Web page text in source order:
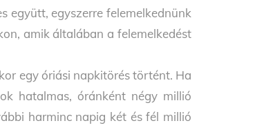
együtt, egyszerre felemelkednünk
amik általában a felemelkedést
egy óriási napkitörés történt. Ha
hatalmas, óránként négy millió
harminc napig két és fél millió